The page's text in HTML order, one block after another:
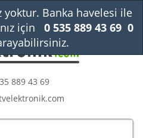
889 43 69
yoktur. Banka havelesi ile
için
0 535 889 43 69 0